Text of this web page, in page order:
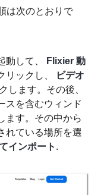
は次のとおりで
動して、
Flixier 動
リックし、
ビデオ
します。その後、
スを含むウィンド
ます。その中から
れている場所を選
インポート .